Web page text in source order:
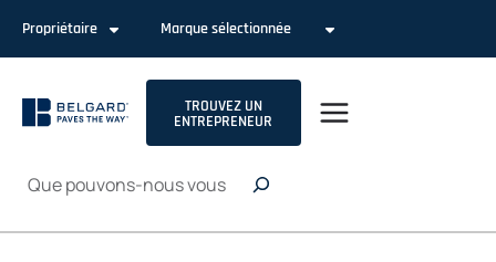
Propriétaire Marque sélectionnée
TROUVEZ UN
ENTREPRENEUR
Recherche